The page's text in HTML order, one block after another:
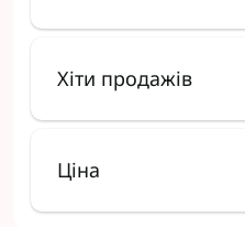
Хіти продажів
Ціна